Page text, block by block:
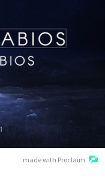
made with Proclaim